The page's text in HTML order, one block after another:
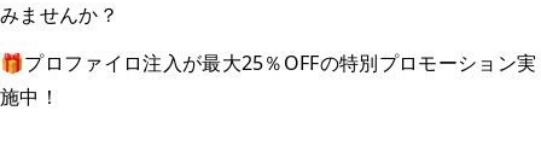
みませんか？
🎁プロファイロ注入が最大25％OFFの特別プロモーション実
施中！